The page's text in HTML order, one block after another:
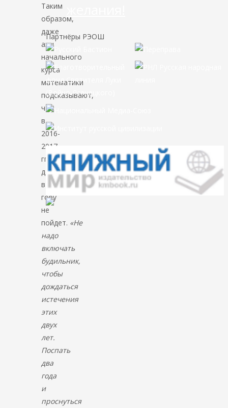
Таким
образом,
даже
азы
начального
курса
математики
подсказывают,
что
в
2016-
2017
гг.
дело
в
гору
не
пойдет. «Не
надо
включать
будильник,
чтобы
дождаться
истечения
этих
двух
лет.
Поспать
два
года
и
проснуться
Партнёры РЭОШ